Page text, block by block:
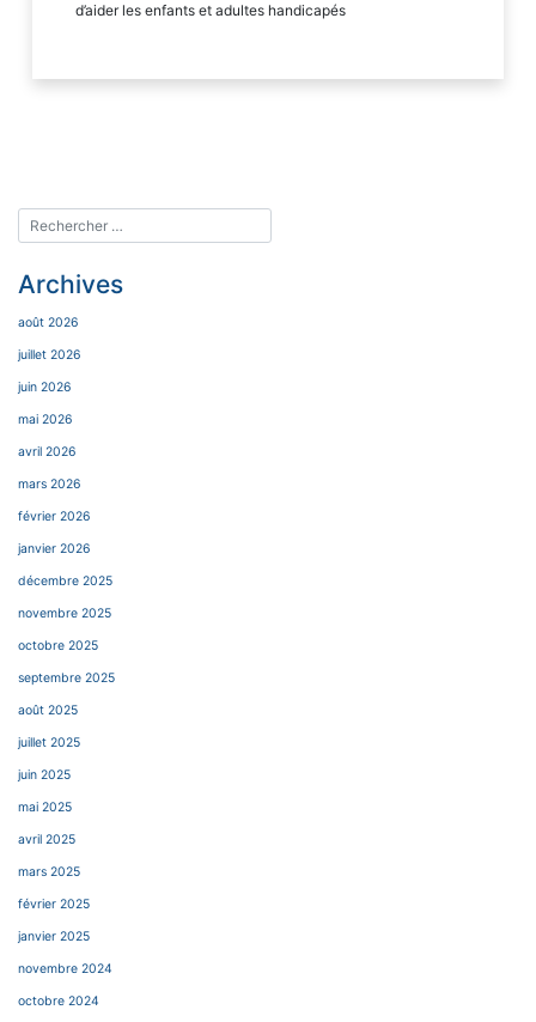
d’aider les enfants et adultes handicapés
Archives
août 2026
juillet 2026
juin 2026
mai 2026
avril 2026
mars 2026
février 2026
janvier 2026
décembre 2025
novembre 2025
octobre 2025
septembre 2025
août 2025
juillet 2025
juin 2025
mai 2025
avril 2025
mars 2025
février 2025
janvier 2025
novembre 2024
octobre 2024